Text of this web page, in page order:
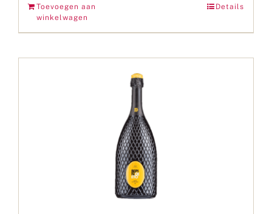
Toevoegen aan
winkelwagen
Details